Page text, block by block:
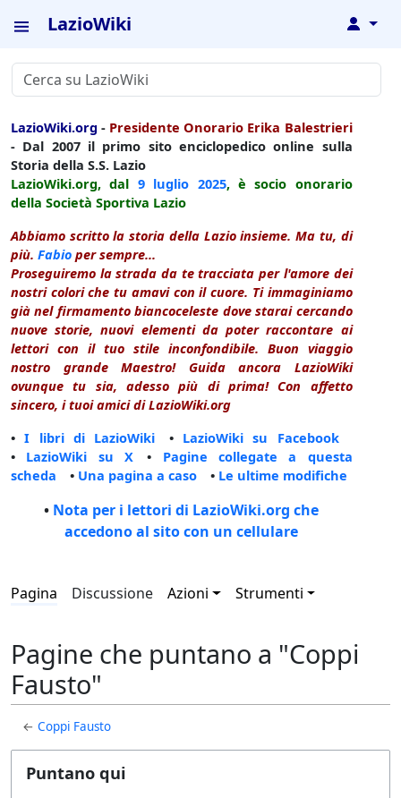
LazioWiki ↓
LazioWiki.org - Presidente Onorario Erika Balestrieri
- Dal 2007 il primo sito enciclopedico online sulla
Storia della S.S. Lazio
LazioWiki.org, dal 9 luglio 2025, è socio onorario
della Società Sportiva Lazio
Abbiamo scritto la storia della Lazio insieme. Ma tu, di
più. Fabio per sempre...
Proseguiremo la strada da te tracciata per l'amore dei
nostri colori che tu amavi con il cuore. Ti immaginiamo
già nel firmamento biancoceleste dove starai cercando
nuove storie, nuovi elementi da poter raccontare ai
lettori con il tuo stile inconfondibile. Buon viaggio
nostro grande Maestro! Guida ancora LazioWiki
ovunque tu sia, adesso più di prima! Con affetto
sincero, i tuoi amici di LazioWiki.org
•I libri di LazioWiki • LazioWiki su Facebook
• LazioWiki su X • Pagine collegate a questa
scheda • Una pagina a caso • Le ultime modifiche
• Nota per i lettori di LazioWiki.org che
accedono al sito con un cellulare
Pagina Discussione Azioni Strumenti
Pagine che puntano a "Coppi
Fausto"
←Coppi Fausto
Puntano qui